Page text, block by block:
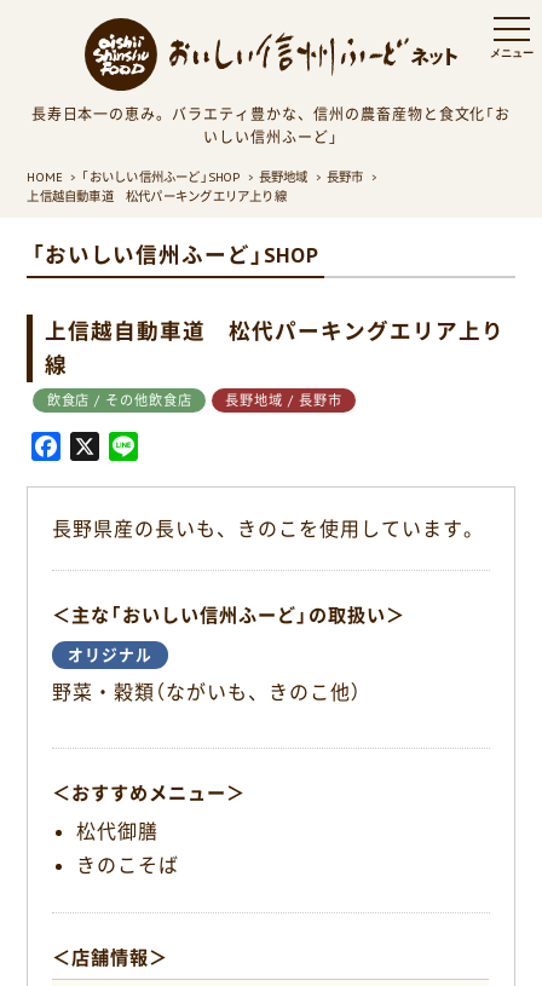
長寿日本一の恵み。バラエティ豊かな、信州の農畜産物と食文化「お
いしい信州ふーど」
HOME 「おいしい信州ふーど」SHOP 長野地域
長野市
上信越自動車道 松代パーキングエリア上り線
「おいしい信州ふーど」SHOP
上信越自動車道 松代パーキングエリア上り
線
飲食店 / その他飲食店 長野地域 / 長野市
e
o
k
X
e
長野県産の長いも、きのこを使用しています。
＜主な「おいしい信州ふーど」の取扱い＞
オリジナル
野菜・穀類（ながいも、きのこ他）
＜おすすめメニュー＞
松代御膳
きのこそば
＜店舗情報＞